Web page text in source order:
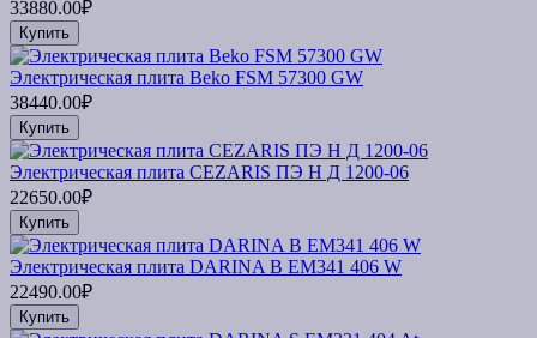
33880.00₽
Купить
Электрическая плита Beko FSM 57300 GW
38440.00₽
Купить
Электрическая плита CEZARIS ПЭ Н Д 1200-06
22650.00₽
Купить
Электрическая плита DARINA B EM341 406 W
22490.00₽
Купить